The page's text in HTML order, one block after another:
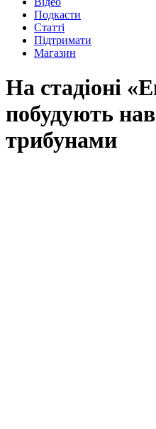
Подкасти
Статті
Підтримати
Магазин
На стадіоні
побудують
трибунами